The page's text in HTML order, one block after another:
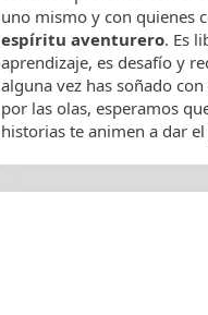
uno mismo y con quienes
espíritu aventurero. Es
aprendizaje, es desafío y
alguna vez has soñado
por las olas, esperamos
historias te animen a dar el